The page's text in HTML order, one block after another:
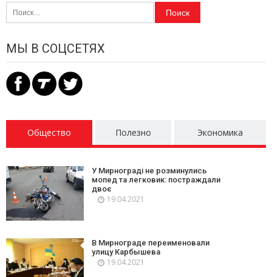
Найти:
МЫ В СОЦСЕТЯХ
Общество Полезно Экономика
У Мирнограді не розминулись
мопед та легковик: постраждали
двоє
19.04.2021
В Мирнограде переименовали
улицу Карбышева
19.04.2021